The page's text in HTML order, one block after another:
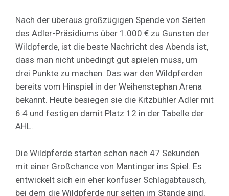
Nach der überaus großzügigen Spende von Seiten
des Adler-Präsidiums über 1.000 € zu Gunsten der
Wildpferde, ist die beste Nachricht des Abends ist,
dass man nicht unbedingt gut spielen muss, um
drei Punkte zu machen. Das war den Wildpferden
bereits vom Hinspiel in der Weihenstephan Arena
bekannt. Heute besiegen sie die Kitzbühler Adler mit
6:4 und festigen damit Platz 12 in der Tabelle der
AHL.
Die Wildpferde starten schon nach 47 Sekunden
mit einer Großchance von Mantinger ins Spiel. Es
entwickelt sich ein eher konfuser Schlagabtausch,
bei dem die Wildpferde nur selten im Stande sind,